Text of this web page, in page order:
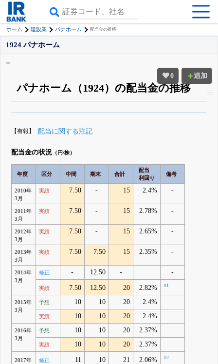
ホーム 建設業 パナホーム 配当金の推移
0 追加
1924 パナホーム
パナホーム（1924）の配当金の推移
見られる
無料でβ版をはじめる
【有報】 配当に関する注記
配当金の状況 （円/株）
年度 区分 中間 期末 合計
配当
利回り
備考
2010年
3月
実績 7.50 - 15 2.4% -
2011年
3月
実績 7.50 - 15 2.78% -
2012年
3月
実績 7.50 - 15 2.65% -
2013年
3月
実績 7.50 7.50 15 2.35% -
2014年
3月
修正 - 12.50 - -
実績 7.50 12.50 20 2.82% #1
2015年
3月
予想 10 10 20 2.4%
実績 10 10 20 2.4%
2016年
3月
予想 10 10 20 2.37%
実績 10 10 20 2.37%
2017年
修正 11 10 21 2.06% #2